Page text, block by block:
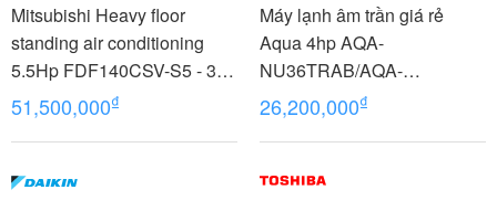
Mitsubishi Heavy floor
standing air conditioning
5.5Hp FDF140CSV-S5 - 3
phases
51,500,000₫
Máy lạnh âm trần giá rẻ
Aqua 4hp AQA-
NU36TRAB/AQA-
NC36TRN/PB-950QB
26,200,000₫